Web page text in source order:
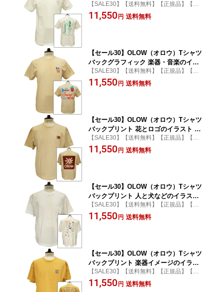
01-01 ホワイト 白xグリーン オーガニッ
クコットン100% ゆったりシルエット
【SALE30】【送料無料】【正規品】【カ
ジュアル】【tシャツ】【オーガニック】
【男女兼用】【Simon Landrein】
11,550 円 送料無料
【セール30】OLOW（オロウ）Tシャツ
バックグラフィック 楽器・音楽のイラ
スト OL612002-11 ベージュ オーガニッ
クコットン100% 【ケイト・マクエニ
【SALE30】【送料無料】【正規品】【カ
ジュアル】【tシャツ】【オーガニック】
【男女兼用】【Cáit McEniff】
11,550 円 送料無料
【セール30】OLOW（オロウ）Tシャツ
バックプリント 花とロゴのイラスト OL
612002-12 ベージュxブラウン オーガニ
ックコットン100% ゆったりシルエット
【SALE30】【送料無料】【正規品】【カ
ジュアル】【tシャツ】【オーガニック】
【男女兼用】【Florian Gallou】
11,550 円 送料無料
【セール30】OLOW（オロウ）Tシャツ
バックプリント 人と犬などのイラスト
OL612002-14 ホワイト 白 オーガニック
コットン100% ゆったりシルエット【ケ
【SALE30】【送料無料】【正規品】【カ
ジュアル】【tシャツ】【オーガニック】
【男女兼用】【Cáit McEniff】
11,550 円 送料無料
【セール30】OLOW（オロウ）Tシャツ
バックプリント 楽器イメージのイラス
ト OL612002-20 マスタードxブルー オ
ーガニックコットン100% ゆったりシル
【SALE30】【送料無料】【正規品】【カ
ジュアル】【tシャツ】【オーガニック】
【男女兼用】【Florian Gallou】
11,550 円 送料無料